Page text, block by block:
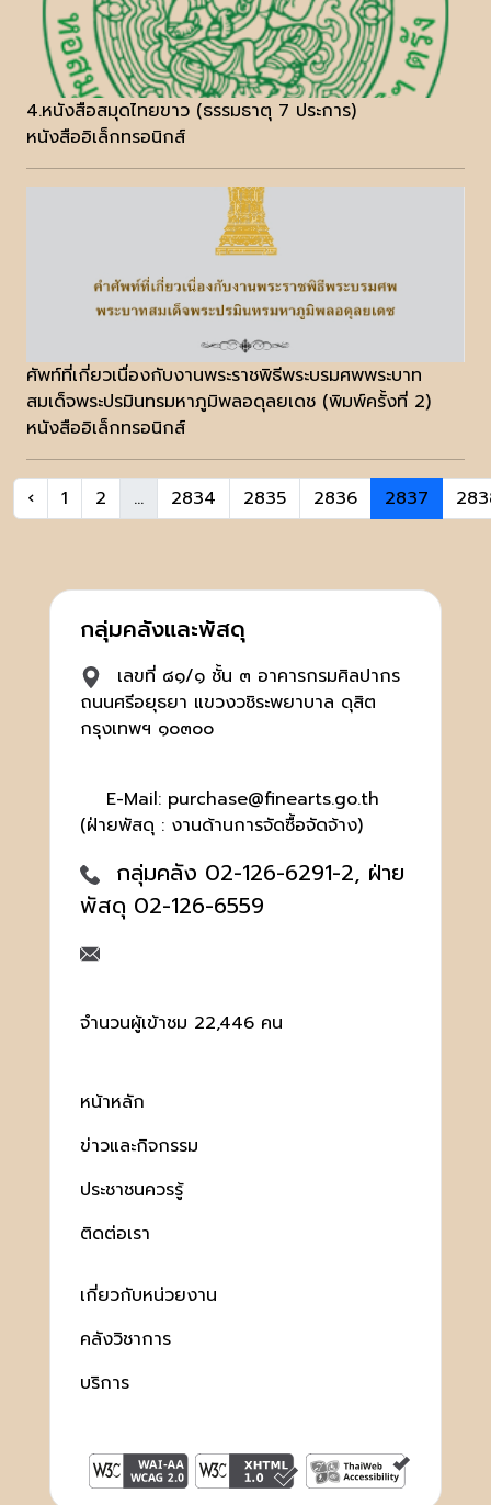
4.หนังสือสมุดไทยขาว (ธรรมธาตุ 7 ประการ)
หนังสืออิเล็กทรอนิกส์
ศัพท์ที่เกี่ยวเนื่องกับงานพระราชพิธีพระบรมศพพระบาท
สมเด็จพระปรมินทรมหาภูมิพลอดุลยเดช (พิมพ์ครั้งที่ 2)
หนังสืออิเล็กทรอนิกส์
‹ 1 2 ... 2834 2835 2836 2837
กลุ่มคลังและพัสดุ
เลขที่ ๘๑/๑ ชั้น ๓ อาคารกรมศิลปากร
ถนนศรีอยุธยา แขวงวชิระพยาบาล ดุสิต
กรุงเทพฯ ๑๐๓๐๐
E-Mail: purchase@finearts.go.th
(ฝ่ายพัสดุ : งานด้านการจัดซื้อจัดจ้าง)
กลุ่มคลัง 02-126-6291-2, ฝ่าย
พัสดุ 02-126-6559
จำนวนผู้เข้าชม 22,446 คน
หน้าหลัก
ข่าวและกิจกรรม
ประชาชนควรรู้
ติดต่อเรา
เกี่ยวกับหน่วยงาน
คลังวิชาการ
บริการ